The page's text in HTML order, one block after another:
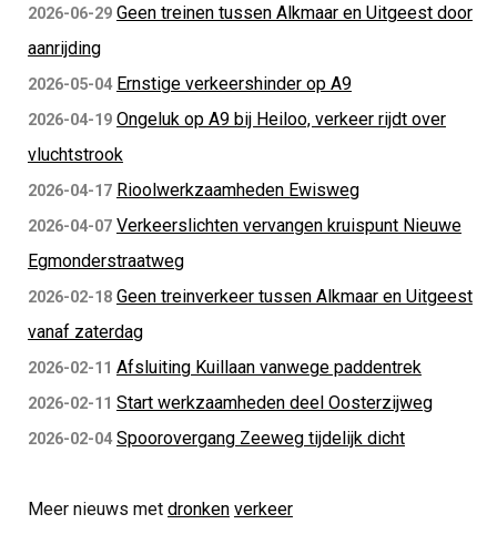
2026-06-29 Geen treinen tussen Alkmaar en Uitgeest door
aanrijding
2026-05-04 Ernstige verkeershinder op A9
2026-04-19 Ongeluk op A9 bij Heiloo, verkeer rijdt over
vluchtstrook
2026-04-17 Rioolwerkzaamheden Ewisweg
2026-04-07 Verkeerslichten vervangen kruispunt Nieuwe
Egmonderstraatweg
2026-02-18 Geen treinverkeer tussen Alkmaar en Uitgeest
vanaf zaterdag
2026-02-11 Afsluiting Kuillaan vanwege paddentrek
2026-02-11 Start werkzaamheden deel Oosterzijweg
2026-02-04 Spoorovergang Zeeweg tijdelijk dicht
Meer nieuws met dronken verkeer